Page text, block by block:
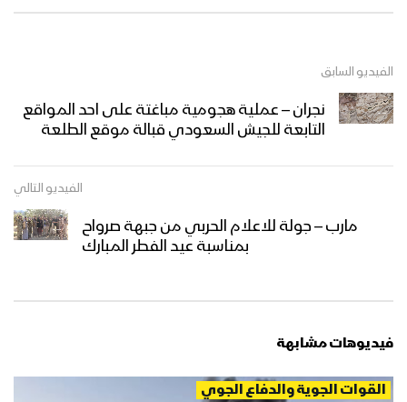
الفيديو السابق
نجران – عملية هجومية مباغتة على احد المواقع
التابعة للجيش السعودي قبالة موقع الطلعة
الفيديو التالي
مارب – جولة للاعلام الحربي من جبهة صرواح
بمناسبة عيد الفطر المبارك
فيديوهات مشابهة
القوات الجوية والدفاع الجوي